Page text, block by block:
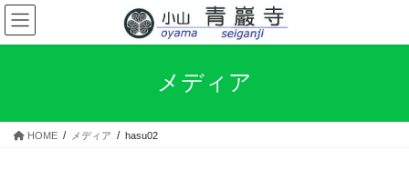
コ
ン
テ
ス
ナ
ビ
ゲ
ン
メディア
HOME メディア hasu02